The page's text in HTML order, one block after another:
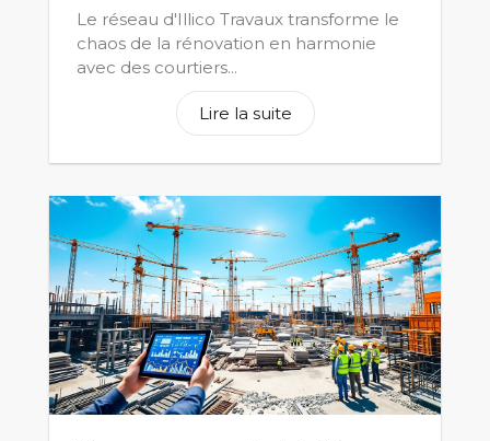
Le réseau d'Illico Travaux transforme le
chaos de la rénovation en harmonie
avec des courtiers...
Lire la suite